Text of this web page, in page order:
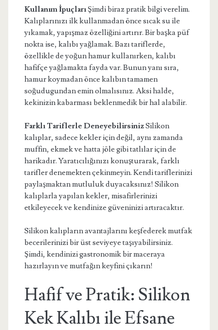
Kullanım İpuçlarıŞimdi biraz pratik bilgi verelim.
Kalıplarınızı ilk kullanmadan önce sıcak su ile
yıkamak, yapışmaz özelliğini artırır. Bir başka püf
nokta ise, kalıbı yağlamak. Bazı tariflerde,
özellikle de yoğun hamur kullanırken, kalıbı
hafifçe yağlamakta fayda var. Bunun yanı sıra,
hamur koymadan önce kalıbın tamamen
soğudugundan emin olmalısınız. Aksi halde,
kekinizin kabarması beklenmedik bir hal alabilir.
Farklı Tariflerle DeneyebilirsinizSilikon
kalıplar, sadece kekler için değil, aynı zamanda
muffin, ekmek ve hatta jöle gibi tatlılar için de
harikadır. Yaratıcılığınızı konuşturarak, farklı
tarifler denemekten çekinmeyin. Kendi tariflerinizi
paylaşmaktan mutluluk duyacaksınız! Silikon
kalıplarla yapılan kekler, misafirlerinizi
etkileyecek ve kendinize güveninizi artıracaktır.
Silikon kalıpların avantajlarını keşfederek mutfak
becerilerinizi bir üst seviyeye taşıyabilirsiniz.
Şimdi, kendinizi gastronomik bir maceraya
hazırlayın ve mutfağın keyfini çıkarın!
Hafif ve Pratik: Silikon
Kek Kalıbı ile Efsane